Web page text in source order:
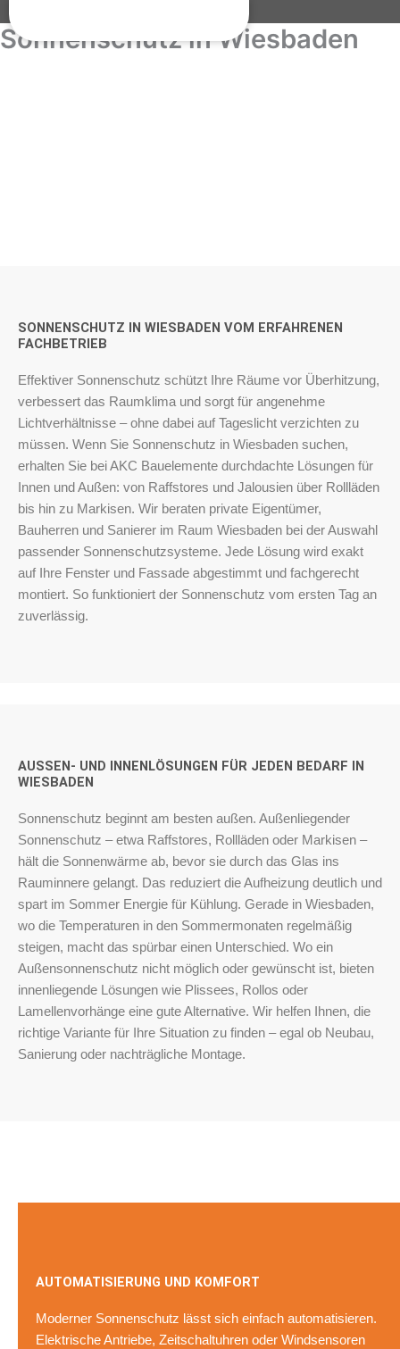
Inhalt
springen
Sonnenschutz in Wiesbaden
SONNENSCHUTZ IN WIESBADEN VOM ERFAHRENEN
FACHBETRIEB
Effektiver Sonnenschutz schützt Ihre Räume vor Überhitzung,
verbessert das Raumklima und sorgt für angenehme
Lichtverhältnisse – ohne dabei auf Tageslicht verzichten zu
müssen. Wenn Sie Sonnenschutz in Wiesbaden suchen,
erhalten Sie bei AKC Bauelemente durchdachte Lösungen für
Innen und Außen: von Raffstores und Jalousien über Rollläden
bis hin zu Markisen. Wir beraten private Eigentümer,
Bauherren und Sanierer im Raum Wiesbaden bei der Auswahl
passender Sonnenschutzsysteme. Jede Lösung wird exakt
auf Ihre Fenster und Fassade abgestimmt und fachgerecht
montiert. So funktioniert der Sonnenschutz vom ersten Tag an
zuverlässig.
AUSSEN- UND INNENLÖSUNGEN FÜR JEDEN BEDARF IN W
IESBADEN
Sonnenschutz beginnt am besten außen. Außenliegender
Sonnenschutz – etwa Raffstores, Rollläden oder Markisen –
hält die Sonnenwärme ab, bevor sie durch das Glas ins
Rauminnere gelangt. Das reduziert die Aufheizung deutlich und
spart im Sommer Energie für Kühlung. Gerade in Wiesbaden,
wo die Temperaturen in den Sommermonaten regelmäßig
steigen, macht das spürbar einen Unterschied. Wo ein
Außensonnenschutz nicht möglich oder gewünscht ist, bieten
innenliegende Lösungen wie Plissees, Rollos oder
Lamellenvorhänge eine gute Alternative. Wir helfen Ihnen, die
richtige Variante für Ihre Situation zu finden – egal ob Neubau,
Sanierung oder nachträgliche Montage.
AUTOMATISIERUNG UND KOMFORT
Moderner Sonnenschutz lässt sich einfach automatisieren.
Elektrische Antriebe, Zeitschaltuhren oder Windsensoren